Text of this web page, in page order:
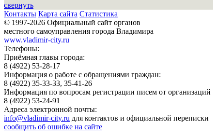
свернуть
Контакты Карта сайта Статистика
© 1997-2026 Официальный сайт органов
местного самоуправления города Владимира
www.vladimir-city.ru
Телефоны:
Приёмная главы города:
8 (4922) 53-28-17
Информация о работе с обращениями граждан:
8 (4922) 35-33-33, 35-41-26
Информация по вопросам регистрации писем от организаций
8 (4922) 53-24-91
Адреса электронной почты:
info@vladimir-city.ru для контактов и официальной переписки
сообщить об ошибке на сайте